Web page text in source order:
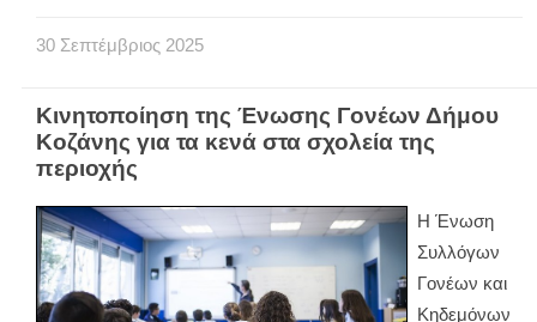
30 Σεπτέμβριος 2025
Κινητοποίηση της Ένωσης Γονέων Δήμου
Κοζάνης για τα κενά στα σχολεία της
περιοχής
Η Ένωση
Συλλόγων
Γονέων και
Κηδεμόνων